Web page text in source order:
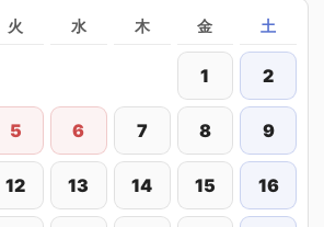
火 水 木 金 土
1 2
5 6 7 8 9
12 13 14 15 16